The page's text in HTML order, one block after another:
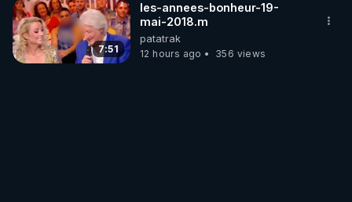
7:51
les-annees-bonheur-19-
mai-2018.m
patatrak
12 hours ago
356 views